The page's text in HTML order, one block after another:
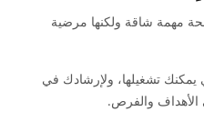
مهمة شاقة ولكنها مرضية
يمكنك تشغيلها، ولإرشادك في
الأهداف والفرص.